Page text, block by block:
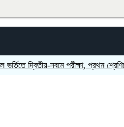
দ্বিতীয়-নবমে পরীক্ষা, প্রথম শ্রেণিতে লটারি